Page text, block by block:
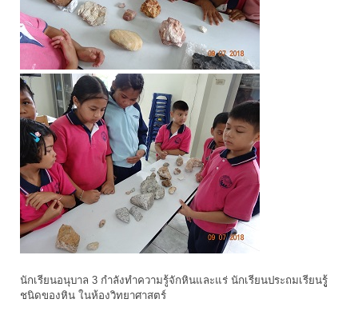
นักเรียนอนุบาล 3 กำลังทำความรู้จักหินและแร่ นักเรียนประถมเรียนรูู้
ชนิดของหิน ในห้องวิทยาศาสตร์